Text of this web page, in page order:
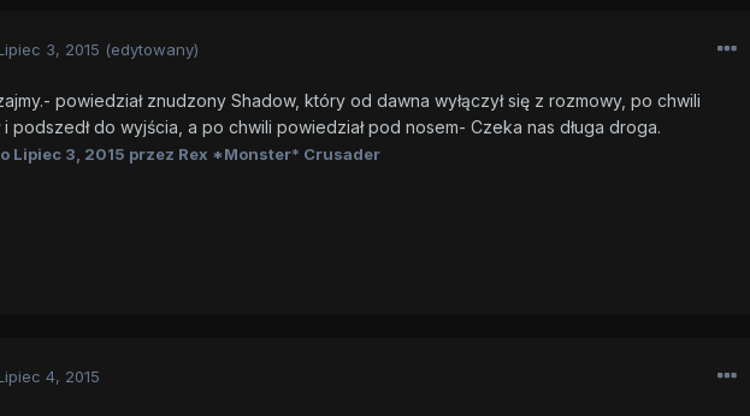
3, 2015 (edytowany)
powiedział znudzony Shadow, który od dawna wyłączył się z rozmowy, po chwili
i podszedł do wyjścia, a po chwili powiedział pod nosem- Czeka nas długa droga.
Lipiec 3, 2015 przez Rex *Monster* Crusader
4, 2015